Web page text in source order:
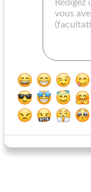
mini pizza aux fruits